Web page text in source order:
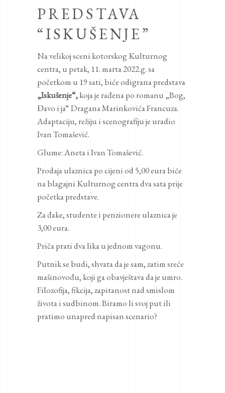
PREDSTAVA
“ISKUŠENJE”
Na velikoj sceni kotorskog Kulturnog
centra, u petak, 11. marta 2022.g. sa
početkom u 19 sati, biće odigrana predstava
„Iskušenje“,koja je rađena po romanu „Bog,
Đavo i ja“ Dragana Marinkovića Francuza.
Adaptaciju, režiju i scenografiju je uradio
Ivan Tomašević.
Glume: Aneta i Ivan Tomašević.
Prodaja ulaznica po cijeni od 5,00 eura biće
na blagajni Kulturnog centra dva sata prije
početka predstave.
Za đake, studente i penzionere ulaznica je
3,00 eura.
Priča prati dva lika u jednom vagonu.
Putnik se budi, shvata da je sam, zatim sreće
mašinovođu, koji ga obavještava da je umro.
Filozofija, fikcija, zapitanost nad smislom
života i sudbinom. Biramo li svoj put ili
pratimo unapred napisan scenario?